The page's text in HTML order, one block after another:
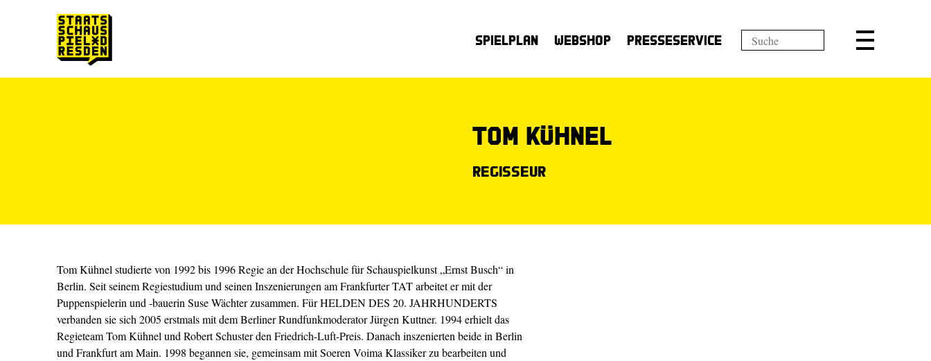
Spielplan Webshop Presseservice
Tom Kühnel
Regisseur
Tom Kühnel studierte von 1992 bis 1996 Regie an der Hochschule für Schauspielkunst „Ernst Busch“ in
Berlin. Seit seinem Regiestudium und seinen Inszenierungen am Frankfurter TAT arbeitet er mit der
Puppenspielerin und -bauerin Suse Wächter zusammen. Für HELDEN DES 20. JAHRHUNDERTS
verbanden sie sich 2005 erstmals mit dem Berliner Rundfunkmoderator Jürgen Kuttner. 1994 erhielt das
Regieteam Tom Kühnel und Robert Schuster den Friedrich-Luft-Preis. Danach inszenierten beide in Berlin
und Frankfurt am Main. 1998 begannen sie, gemeinsam mit Soeren Voima Klassiker zu bearbeiten und